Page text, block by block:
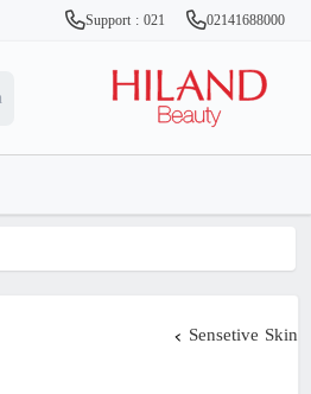
Support : 021 02141688000
Sensetive Skin